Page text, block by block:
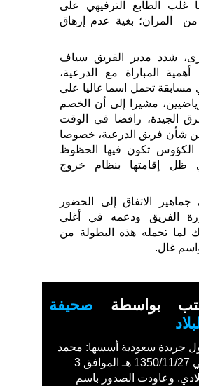
غلب الطابع الترفيهي على
من المران؛ بغية عدم إرهاق
شدد مدير الفريق سياف
المباراة مع الدرعية،
مسابقة تحمل اسما غاليا على
مشيرا إلى أن الخصم
الجيدة، رافضا في الوقت
من شأن فريق الدرعية، خصوصا
الكؤوس تكون فيها الحظوظ
ظل إقامتها بنظام خروج
جماهير الاتفاق إلى الحضور
الفريق ودعمه في أغلى
لما تحمله هذه البطولة من
غال.
بواسطة صحيفة
جريدة سعودية أسسها: محمد
صالح نصيف في 1350/11/27 هـ الموافق 3
1932 ميلادي. وعاودت الصدور باسم